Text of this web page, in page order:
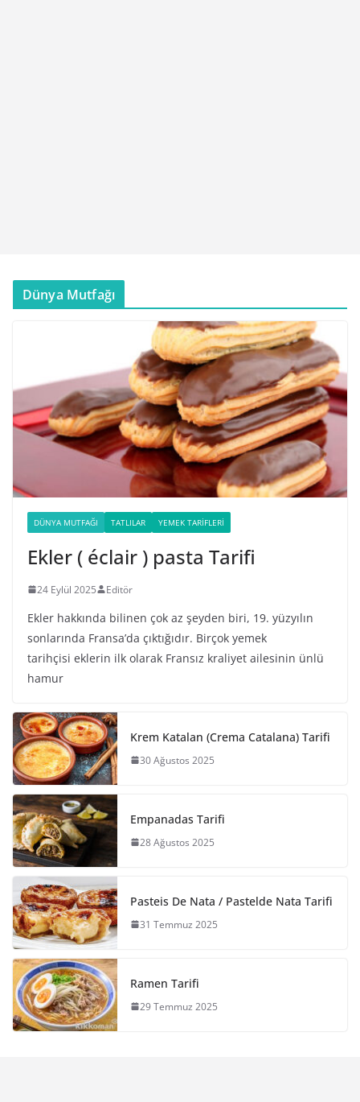
Dünya Mutfağı
DÜNYA MUTFAĞI TATLILAR YEMEK TARIFLERI
Ekler ( éclair ) pasta Tarifi
24 Eylül 2025 Editör
Ekler hakkında bilinen çok az şeyden biri, 19. yüzyılın
sonlarında Fransa’da çıktığıdır. Birçok yemek
tarihçisi eklerin ilk olarak Fransız kraliyet ailesinin ünlü
hamur
Krem Katalan (Crema Catalana) Tarifi
30 Ağustos 2025
Empanadas Tarifi
28 Ağustos 2025
Pasteis De Nata / Pastelde Nata Tarifi
31 Temmuz 2025
Ramen Tarifi
29 Temmuz 2025